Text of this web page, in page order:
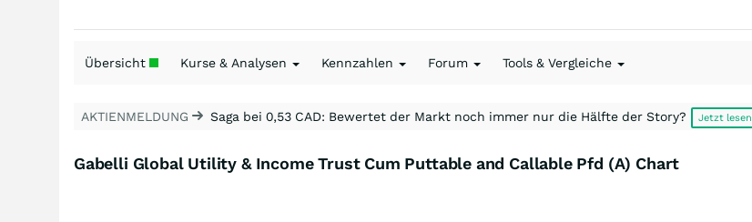
Übersicht Kurse & Analysen Kennzahlen Forum Tools & Vergleiche
AKTIENMELDUNG Saga bei 0,53 CAD: Bewertet der Markt noch immer nur die Hälfte der Story? Jetzt lesen
Gabelli Global Utility & Income Trust Cum Puttable and Callable Pfd (A) Chart